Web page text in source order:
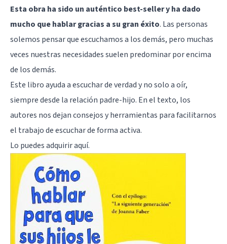
Esta obra ha sido un auténtico best-seller y ha dado
mucho que hablar gracias a su gran éxito. Las personas
solemos pensar que escuchamos a los demás, pero muchas
veces nuestras necesidades suelen predominar por encima
de los demás.
Este libro ayuda a escuchar de verdad y no solo a oír,
siempre desde la relación padre-hijo. En el texto, los
autores nos dejan consejos y herramientas para facilitarnos
el trabajo de escuchar de forma activa.
Lo puedes adquiriraquí.